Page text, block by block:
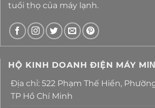
tuổi thọ của máy lạnh.
HỘ KINH DOANH ĐIỆN MÁY
Địa chỉ: 522 Phạm Thế Hiển,
TP Hồ Chí Minh